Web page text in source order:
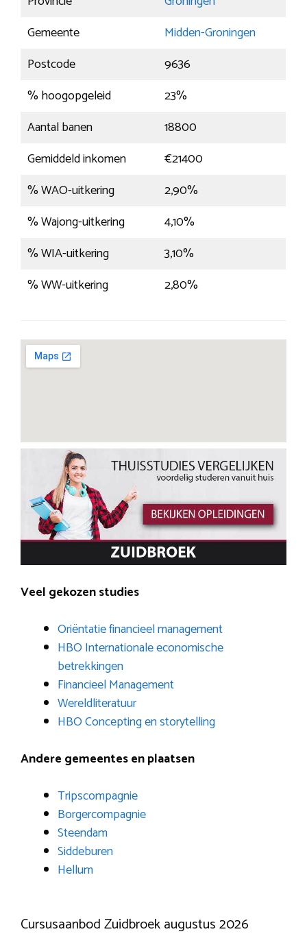
Gemeente
Midden-Groningen
Postcode
9636
% hoogopgeleid
23%
Aantal banen
18800
Gemiddeld inkomen
€21400
% WAO-uitkering
2,90%
% Wajong-uitkering
4,10%
% WIA-uitkering
3,10%
% WW-uitkering
2,80%
Veel gekozen studies
Oriëntatie financieel management
HBO Internationale economische
betrekkingen
Financieel Management
Wereldliteratuur
HBO Concepting en storytelling
Andere gemeentes en plaatsen
Tripscompagnie
Borgercompagnie
Steendam
Siddeburen
Hellum
Cursusaanbod Zuidbroek augustus 2026